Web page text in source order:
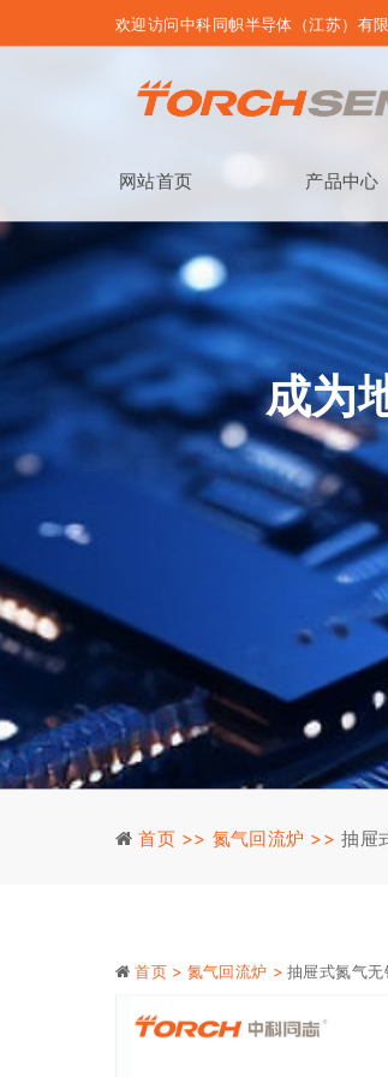
欢迎访问中科同帜半导体（江苏）有
网站首页 产品中心
成为
首页 >> 氮气回流炉 >>抽屉
首页 > 氮气回流炉 >抽屉式氮气